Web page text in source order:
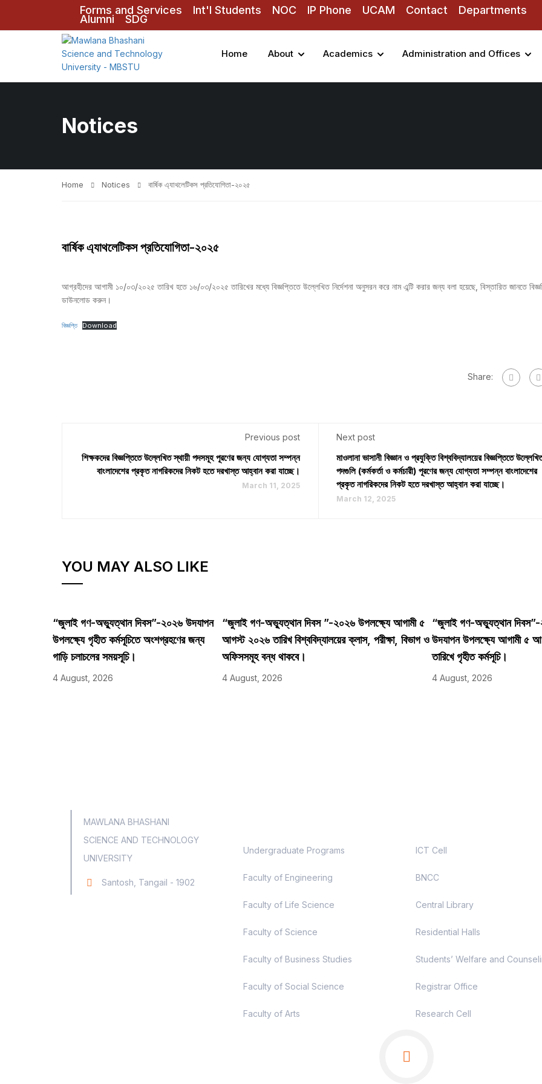
Forms and Services Int'l Students NOC IP Phone UCAM Contact Departments
Alumni SDG
Home About Academics Administration and Offices
Notices
Home Notices বার্ষিক এ্যাথলেটিকস প্রতিযোগিতা-২০২৫
বার্ষিক এ্যাথলেটিকস প্রতিযোগিতা-২০২৫
আগ্রহীদের আগামী ১০/০৩/২০২৫ তারিখ হতে ১৬/০৩/২০২৫ তারিখের মধ্যে বিজ্ঞপ্তিতে উল্লেখিত নির্দেশনা অনুসরন করে নাম এন্টি করার জন্য বলা হয়েছে, বিস্তারিত জানতে
ডাউনলোড করুন।
বিজ্ঞপ্তি Download
Share:
Previous post
শিক্ষকদের বিজ্ঞপ্তিতে উল্লেখিত স্থায়ী পদসমূহ পূরণের জন্য যোগ্যতা সম্পন্ন
বাংলাদেশের প্রকৃত নাগরিকদের নিকট হতে দরখাস্ত আহ্বান করা যাচ্ছে।
March 11, 2025
Next post
মাওলানা ভাসানী বিজ্ঞান ও প্রযুক্তি বিশ্ববিদ্যালয়ের বিজ্ঞপ্তিতে
পদগুলি (কর্মকর্তা ও কর্মচারী) পূরণের জন্য যোগ্যতা সম্পন্ন বাংলাদেশের
প্রকৃত নাগরিকদের নিকট হতে দরখাস্ত আহ্বান করা যাচ্ছে।
March 12, 2025
YOU MAY ALSO LIKE
“জুলাই গণ-অভ্যুত্থান দিবস”-২০২৬ উদযাপন
উপলক্ষ্যে গৃহীত কর্মসূচিতে অংশগ্রহণের জন্য
গাড়ি চলাচলের সময়সূচি।
4 August, 2026
“জুলাই গণ-অভ্যুত্থান দিবস ”-২০২৬ উপলক্ষ্যে আগামী ৫
আগস্ট ২০২৬ তারিখ বিশ্ববিদ্যালয়ের ক্লাস, পরীক্ষা, বিভাগ ও
অফিসসমূহ বন্ধ থাকবে।
4 August, 2026
“জুলাই গণ-অভ্যুত্থান
উদযাপন উপলক্ষ্যে আগামী ৫
তারিখে গৃহীত কর্মসূচি।
4 August, 2026
MAWLANA BHASHANI
SCIENCE AND TECHNOLOGY
UNIVERSITY
Santosh, Tangail - 1902
Undergraduate Programs
Faculty of Engineering
Faculty of Life Science
Faculty of Science
Faculty of Business Studies
Faculty of Social Science
Faculty of Arts
ICT Cell
BNCC
Central Library
Residential Halls
Students’ Welfare and
Registrar Office
Research Cell